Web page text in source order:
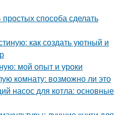
способа сделать
как создать уютный и
мой опыт и уроки
комнату: возможно ли это
насос для котла: основные